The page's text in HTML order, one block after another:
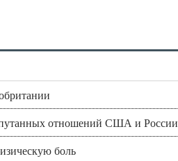
отношений США и России
боль